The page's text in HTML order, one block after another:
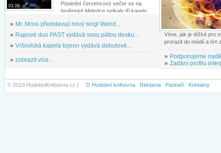
03.08.
Poslední červencový večer se na
brněnské Melodce setkaly tři kapely...
» Mr. Moss představují nový singl Weird...
» Rapové duo PAST vydává svou pátou desku...
» Vršovická kapela tojeon vydává debutové...
» zobrazit více...
Víme, jak je těžké pro
prorazit do médií a tím
» Podporujeme
» Zadání profilu
© 2010 HudebniKnihovna.cz | O Hudební knihovna Reklama Partneři Kontakty